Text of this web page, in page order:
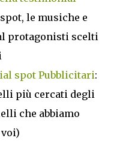
le musiche e
protagonisti scelti
spot Pubblicitari:
più cercati degli
che abbiamo